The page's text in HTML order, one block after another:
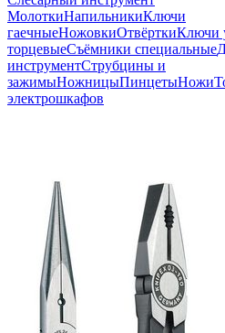
МолоткиНапильникиКлючи
гаечныеНожовкиОтвёрткиКлючи
торцевыеСъёмники специальные
инструментСтрубцины и
зажимыНожницыПинцетыНожи
электрошкафов